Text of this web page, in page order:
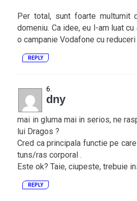
Per total, sunt foarte multumit
domeniu. Ca idee, eu l-am luat
o campanie Vodafone cu
REPLY
dny
mai in gluma mai in serios, ne
lui Dragos ?
Cred ca principala functie pe
tuns/ras corporal .
Este ok? Taie, ciupeste, trebuie
REPLY